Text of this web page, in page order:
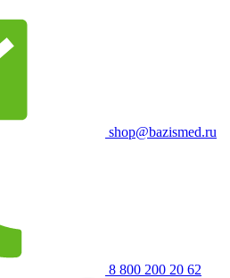
shop@bazismed.ru
8 800 200 20 62